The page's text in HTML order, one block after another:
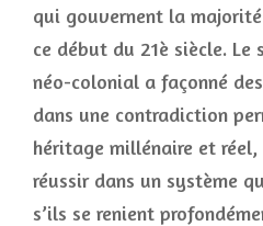
qui gouvernent la
ce début du 21è siècle.
néo-colonial a façonné
dans une contradiction
héritage millénaire et
réussir dans un système
s’ils se renient